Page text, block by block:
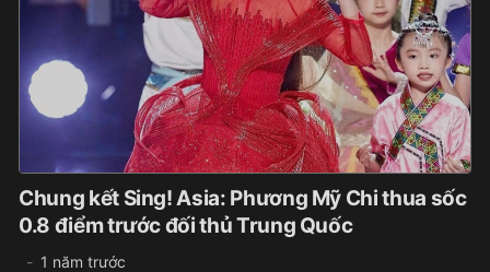
Chung kết Sing! Asia: Phương Mỹ Chi thua sốc
0.8 điểm trước đối thủ Trung Quốc
1 năm trước